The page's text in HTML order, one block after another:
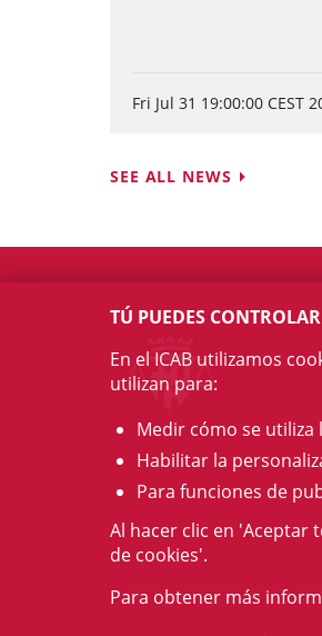
Fri Jul 31 19:00:00 CEST
SEE ALL NEWS
TÚ PUEDES
En el ICAB utilizamos
utilizan para:
Medir cómo se utiliza
Habilitar la
Para funciones de
Al hacer clic en 'Aceptar
de cookies'.
Para obtener más